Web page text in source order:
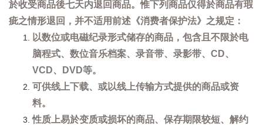
於收受商品後七天内退回商品。惟下列商品仅得於商品有瑕
疵之情形退回，并不适用前述《消费者保护法》之规定：
以数位或电磁纪录形式储存的商品，包含且不限於电
脑程式、数位音乐档案、录音带、录影带、CD、
VCD、DVD等。
可供线上下载、或以线上传输方式提供的商品或资
料。
性质上易於变质或损坏的商品、保存期限较短、解约